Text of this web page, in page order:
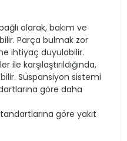
olarak, bakım ve
Parça bulmak zor
ihtiyaç duyulabilir.
karşılaştırıldığında,
Süspansiyon sistemi
göre daha
göre yakıt